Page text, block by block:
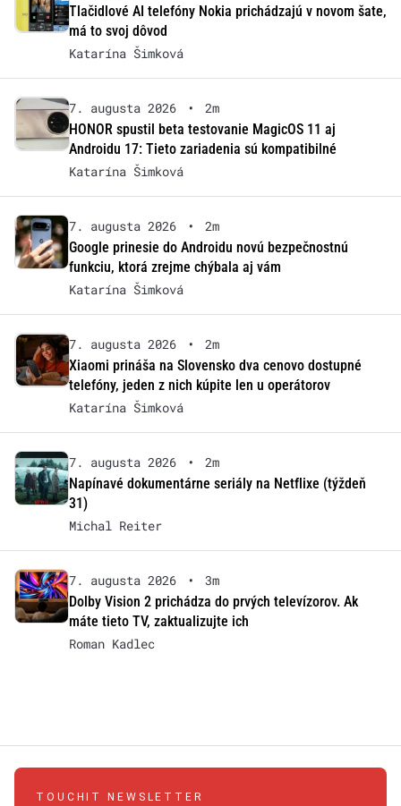
Tlačidlové AI telefóny Nokia prichádzajú v novom šate,
má to svoj dôvod
Katarína Šimková
7. augusta 2026 •
2m
HONOR spustil beta testovanie MagicOS 11 aj
Androidu 17: Tieto zariadenia sú kompatibilné
Katarína Šimková
7. augusta 2026 •
2m
Google prinesie do Androidu novú bezpečnostnú
funkciu, ktorá zrejme chýbala aj vám
Katarína Šimková
7. augusta 2026 •
2m
Xiaomi prináša na Slovensko dva cenovo dostupné
telefóny, jeden z nich kúpite len u operátorov
Katarína Šimková
7. augusta 2026 •
2m
Napínavé dokumentárne seriály na Netflixe (týždeň
31)
Michal Reiter
7. augusta 2026 •
3m
Dolby Vision 2 prichádza do prvých televízorov. Ak
máte tieto TV, zaktualizujte ich
Roman Kadlec
TOUCHIT NEWSLETTER